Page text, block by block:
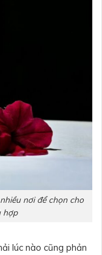
nơi để chọn cho
hợp
lúc nào cũng phản